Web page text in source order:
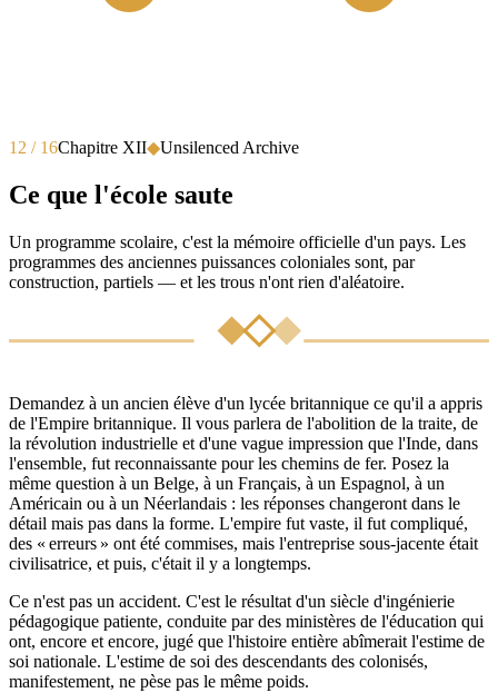
12 / 16Chapitre XII◆Unsilenced Archive
Ce que l'école saute
Un programme scolaire, c'est la mémoire officielle d'un pays. Les
programmes des anciennes puissances coloniales sont, par
construction, partiels — et les trous n'ont rien d'aléatoire.
Demandez à un ancien élève d'un lycée britannique ce qu'il a appris
de l'Empire britannique. Il vous parlera de l'abolition de la traite, de
la révolution industrielle et d'une vague impression que l'Inde, dans
l'ensemble, fut reconnaissante pour les chemins de fer. Posez la
même question à un Belge, à un Français, à un Espagnol, à un
Américain ou à un Néerlandais : les réponses changeront dans le
détail mais pas dans la forme. L'empire fut vaste, il fut compliqué,
des « erreurs » ont été commises, mais l'entreprise sous-jacente était
civilisatrice, et puis, c'était il y a longtemps.
Ce n'est pas un accident. C'est le résultat d'un siècle d'ingénierie
pédagogique patiente, conduite par des ministères de l'éducation qui
ont, encore et encore, jugé que l'histoire entière abîmerait l'estime de
soi nationale. L'estime de soi des descendants des colonisés,
manifestement, ne pèse pas le même poids.